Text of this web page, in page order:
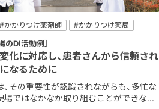
#かかりつけ薬剤師
#かかりつけ薬局
導のDI活動例］
化に対応し、患者さんから信頼され
なるために
、その重要性が認識されながらも、多忙な
場ではなかなか取り組むことができな...